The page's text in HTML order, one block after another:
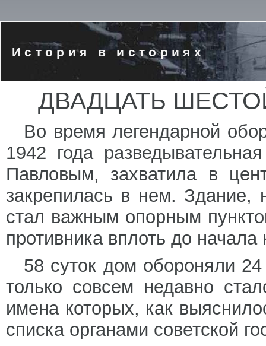
История в историях
ДВАДЦАТЬ
Во время легендарной
1942 года
Павловым, захватила в
закрепилась в нем. Здание,
стал важным опорным
противника вплоть до начала
58 суток дом обороняли
только совсем недавно
имена которых, как
списка органами советской